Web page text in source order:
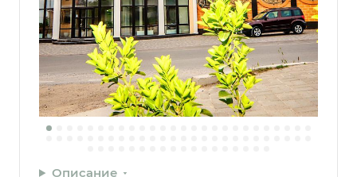
Описание